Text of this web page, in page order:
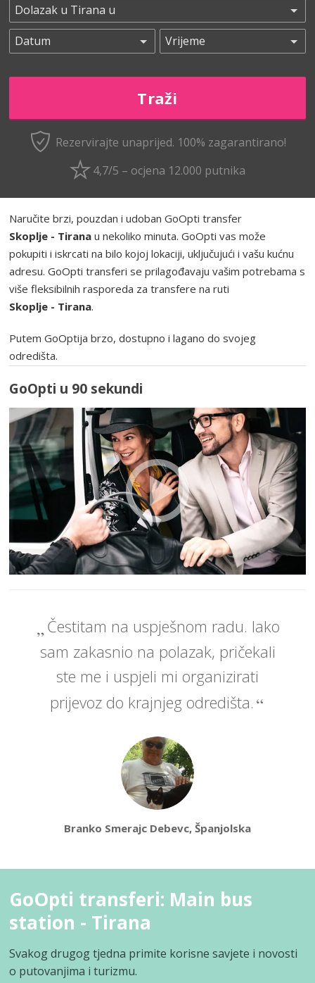
Rezervirajte unaprijed. 100% zagarantirano!
4,7/5 – ocjena 12.000 putnika
Naručite brzi, pouzdan i udoban GoOpti transfer
Skoplje - Tirana u nekoliko minuta. GoOpti vas može
pokupiti i iskrcati na bilo kojoj lokaciji, uključujući i vašu kućnu
adresu. GoOpti transferi se prilagođavaju vašim potrebama s
više fleksibilnih rasporeda za transfere na ruti
Skoplje - Tirana.
Putem GoOptija brzo, dostupno i lagano do svojeg
odredišta.
GoOpti u 90 sekundi
Čestitam na uspješnom radu. Iako
sam zakasnio na polazak, pričekali
ste me i uspjeli mi organizirati
prijevoz do krajnjeg odredišta.
Branko Smerajc Debevc, Španjolska
GoOpti transferi: Main bus
station - Tirana
Svakog drugog tjedna primite korisne savjete i novosti
o putovanjima i turizmu.